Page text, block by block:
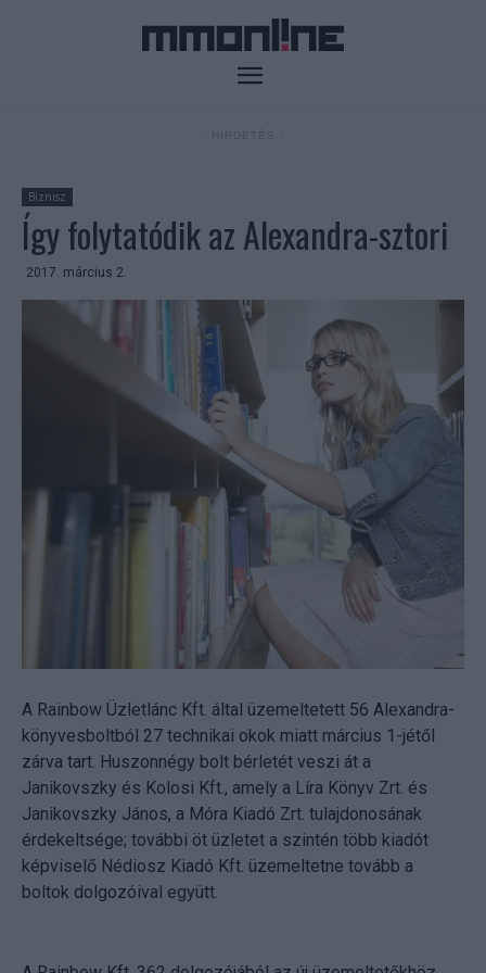
Biznisz
Így folytatódik az Alexandra-sztori
2017. március 2.
A Rainbow Üzletlánc Kft. által üzemeltetett 56 Alexandra-
könyvesboltból 27 technikai okok miatt március 1-jétől
zárva tart. Huszonnégy bolt bérletét veszi át a
Janikovszky és Kolosi Kft., amely a Líra Könyv Zrt. és
Janikovszky János, a Móra Kiadó Zrt. tulajdonosának
érdekeltsége; további öt üzletet a szintén több kiadót
képviselő Nédiosz Kiadó Kft. üzemeltetne tovább a
boltok dolgozóival együtt.